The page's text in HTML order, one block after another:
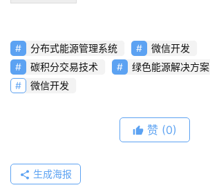
分布式能源管理系统
微信开发
碳积分交易技术
绿色能源解决方案
微信开发
赞 (0)
生成海报